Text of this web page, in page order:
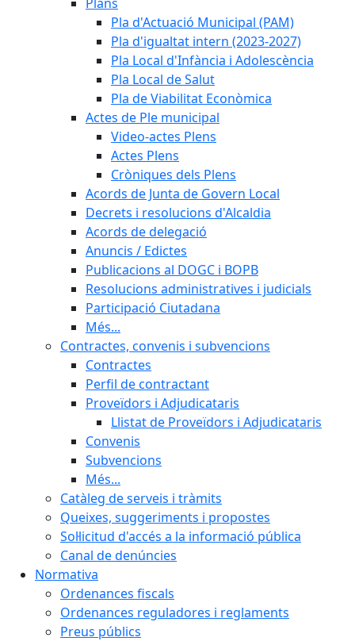
Pla d'Actuació Municipal (PAM)
Pla d'igualtat intern (2023-2027)
Pla Local d'Infància i Adolescència
Pla Local de Salut
Pla de Viabilitat Econòmica
Actes de Ple municipal
Video-actes Plens
Actes Plens
Cròniques dels Plens
Acords de Junta de Govern Local
Decrets i resolucions d'Alcaldia
Acords de delegació
Anuncis / Edictes
Publicacions al DOGC i BOPB
Resolucions administratives i judicials
Participació Ciutadana
Més...
Contractes, convenis i subvencions
Contractes
Perfil de contractant
Proveïdors i Adjudicataris
Llistat de Proveïdors i Adjudicataris
Convenis
Subvencions
Més...
Catàleg de serveis i tràmits
Queixes, suggeriments i propostes
Sol·licitud d'accés a la informació pública
Canal de denúncies
Normativa
Ordenances fiscals
Ordenances reguladores i reglaments
Preus públics